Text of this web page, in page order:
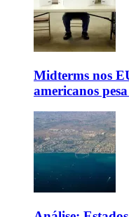
Midterms nos
americanos